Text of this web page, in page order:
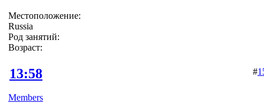
Местоположение:
Russia
Род занятий:
Возраст:
13:58
Members
#